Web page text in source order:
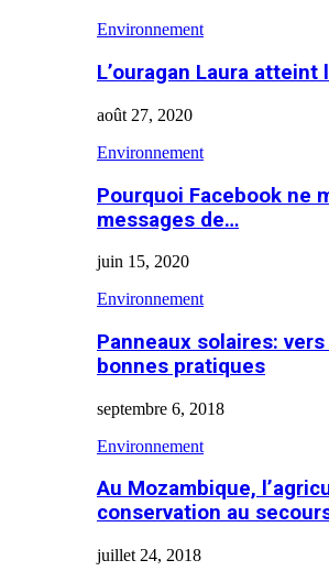
Environnement
L’ouragan Laura atteint
août 27, 2020
Environnement
Pourquoi Facebook ne
messages de…
juin 15, 2020
Environnement
Panneaux solaires:
bonnes pratiques
septembre 6, 2018
Environnement
Au Mozambique,
conservation au
juillet 24, 2018